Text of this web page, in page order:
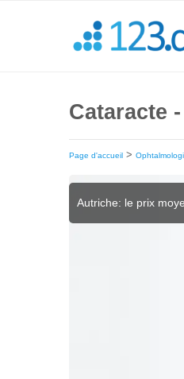
Cataracte
Page d'accueil >
Autriche: le prix